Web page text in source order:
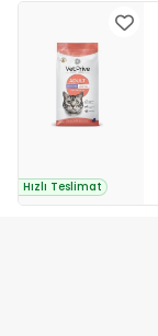
Hızlı Teslimat